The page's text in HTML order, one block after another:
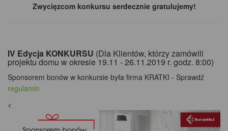
Zwycięzcom konkursu serdecznie gratulujemy!
IV Edycja KONKURSU (Dla Klientów, którzy zamówili
projektu domu w okresie 19.11 - 26.11.2019 r. godz. 8:00)
Sponsorem bonów w konkursie była firma KRATKI - Sprawdź
regulamin
<